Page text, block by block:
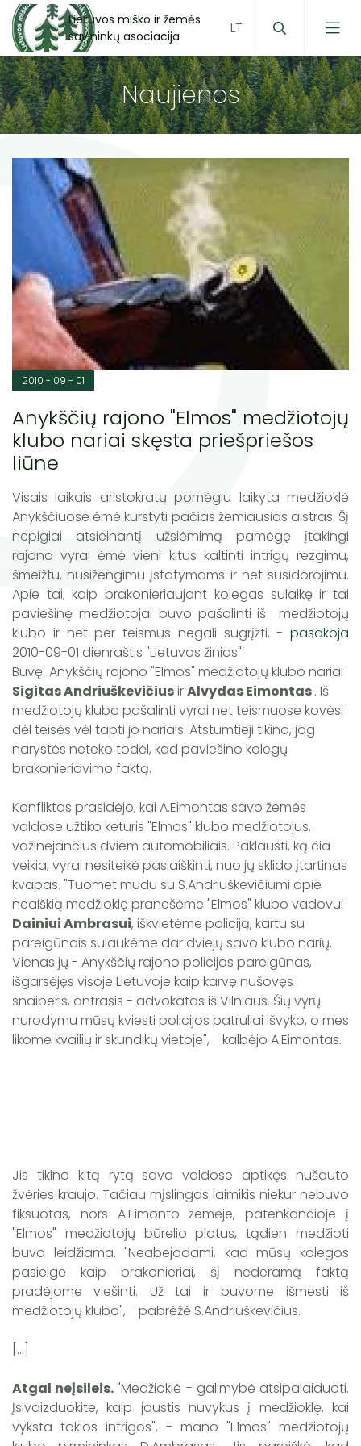
Lietuvos miško ir žemės
savininkų asociacija
Naujienos
2010 - 09 - 01
Anykščių rajono "Elmos" medžiotojų
klubo nariai skęsta priešpriešos
liūne
Visais laikais aristokratų pomėgiu laikyta medžioklė
Anykščiuose ėmė kurstyti pačias žemiausias aistras. Šį
nepigiai atsieinantį užsiėmimą pamėgę įtakingi
rajono vyrai ėmė vieni kitus kaltinti intrigų rezgimu,
šmeižtu, nusižengimu įstatymams ir net susidorojimu.
Apie tai, kaip brakonieriaujant kolegas sulaikę ir tai
paviešinę medžiotojai buvo pašalinti iš medžiotojų
klubo ir net per teismus negali sugrįžti, - pasakoja
2010-09-01 dienraštis "Lietuvos žinios".
Buvę Anykščių rajono "Elmos" medžiotojų klubo nariai
Sigitas AndriuškevičiusirAlvydas Eimontas. Iš
medžiotojų klubo pašalinti vyrai net teismuose kovėsi
dėl teisės vėl tapti jo nariais. Atstumtieji tikino, jog
narystės neteko todėl, kad paviešino kolegų
brakonieriavimo faktą.
Konfliktas prasidėjo, kai A.Eimontas savo žemės
valdose užtiko keturis "Elmos" klubo medžiotojus,
važinėjančius dviem automobiliais. Paklausti, ką čia
veikia, vyrai nesiteikė pasiaiškinti, nuo jų sklido įtartinas
kvapas. "Tuomet mudu su S.Andriuškevičiumi apie
neaiškią medžioklę pranešėme "Elmos" klubo vadovui
Dainiui Ambrasui, iškvietėme policiją, kartu su
pareigūnais sulaukėme dar dviejų savo klubo narių.
Vienas jų - Anykščių rajono policijos pareigūnas,
išgarsėjęs visoje Lietuvoje kaip karvę nušovęs
snaiperis, antrasis - advokatas iš Vilniaus. Šių vyrų
nurodymu mūsų kviesti policijos patruliai išvyko, o mes
likome kvailių ir skundikų vietoje", - kalbėjo A.Eimontas.
Jis tikino kitą rytą savo valdose aptikęs nušauto
žvėries kraujo. Tačiau mįslingas laimikis niekur nebuvo
fiksuotas, nors A.Eimonto žemėje, patenkančioje į
"Elmos" medžiotojų būrelio plotus, tądien medžioti
buvo leidžiama. "Neabejodami, kad mūsų kolegos
pasielgė kaip brakonieriai, šį nederamą faktą
pradėjome viešinti. Už tai ir buvome išmesti iš
medžiotojų klubo", - pabrėžė S.Andriuškevičius.
[...]
Atgal neįsileis."Medžioklė - galimybė atsipalaiduoti.
Įsivaizduokite, kaip jaustis nuvykus į medžioklę, kai
vyksta tokios intrigos", - mano "Elmos" medžiotojų